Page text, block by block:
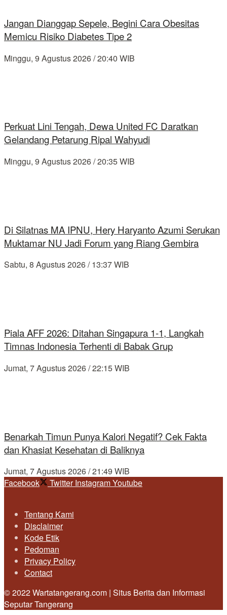
Jangan Dianggap Sepele, Begini Cara Obesitas
Memicu Risiko Diabetes Tipe 2
Minggu, 9 Agustus 2026 / 20:40 WIB
Perkuat Lini Tengah, Dewa United FC Daratkan
Gelandang Petarung Ripal Wahyudi
Minggu, 9 Agustus 2026 / 20:35 WIB
Di Silatnas MA IPNU, Hery Haryanto Azumi Serukan
Muktamar NU Jadi Forum yang Riang Gembira
Sabtu, 8 Agustus 2026 / 13:37 WIB
Piala AFF 2026: Ditahan Singapura 1-1, Langkah
Timnas Indonesia Terhenti di Babak Grup
Jumat, 7 Agustus 2026 / 22:15 WIB
Benarkah Timun Punya Kalori Negatif? Cek Fakta
dan Khasiat Kesehatan di Baliknya
Jumat, 7 Agustus 2026 / 21:49 WIB
Facebook
Twitter InstagramYoutube
Tentang Kami
Disclaimer
Kode Etik
Pedoman
Privacy Policy
Contact
© 2022 Wartatangerang.com | Situs Berita dan Informasi
Seputar Tangerang